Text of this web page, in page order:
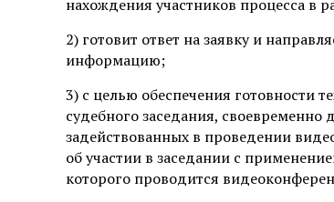
нахождения участников процесса в
2) готовит ответ на заявку и
информацию;
3) с целью обеспечения готовности
судебного заседания,
задействованных в проведении
об участии в заседании с
которого проводится